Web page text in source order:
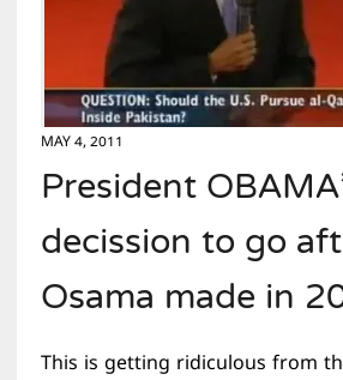
MAY 4, 2011
President
decission to go
Osama made in
This is getting ridiculous from